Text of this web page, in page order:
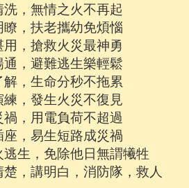
，無情之火不再起
，扶老攜幼免煩惱
，搶救火災最神勇
，避難逃生樂輕鬆
，生命分秒不拖累
，發生火災不復見
，用電負荷不超過
座，易生短路成災禍
生，免除他日無謂犧牲
，講明白，消防隊，救人